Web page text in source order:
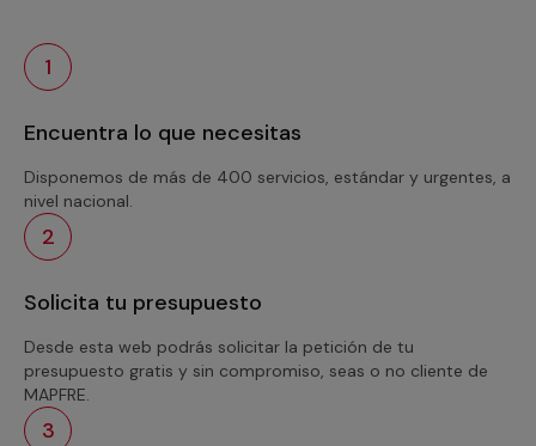
1
Encuentra lo que necesitas
Disponemos de más de 400 servicios, estándar y urgentes, a
nivel nacional.
2
Solicita tu presupuesto
Desde esta web podrás solicitar la petición de tu
presupuesto gratis y sin compromiso, seas o no cliente de
MAPFRE.
3